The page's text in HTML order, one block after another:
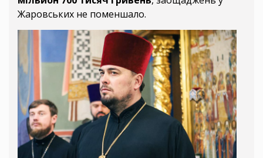
Жаровських не поменшало.